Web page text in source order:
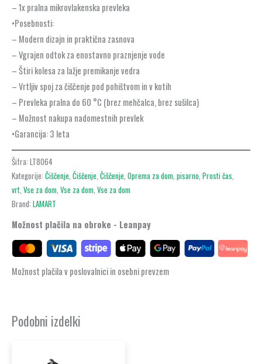
– 1x pralna mikrovlakenska prevleka
•Posebnosti:
– Modern dizajn in praktična zasnova
– Vgrajen odtok za enostavno praznjenje vode
– Štiri kolesa za lažje premikanje vedra
– Vrtljiv spoj za čiščenje pod pohištvom in v kotih
– Prevleka pralna do 60 °C (brez mehčalca, brez sušilca)
– Možnost nakupa nadomestnih prevlek
•Garancija: 3 leta
Šifra: LT8064
Kategorije: Čiščenje Čiščenje Čiščenje Oprema za dom pisarno Prosti čas
vrt Vse za dom Vse za dom Vse za dom
Brand: LAMART
Možnost plačila na obroke - Leanpay
Možnost plačila v poslovalnici in osebni prevzem
Podobni izdelki